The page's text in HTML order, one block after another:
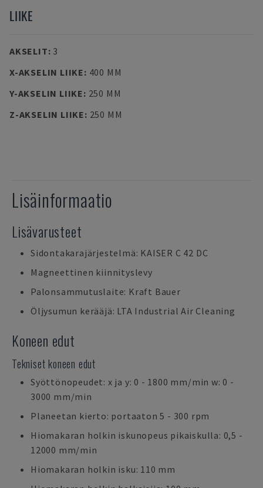
LIIKE
AKSELIT: 3
X-AKSELIN LIIKE: 400 MM
Y-AKSELIN LIIKE: 250 MM
Z-AKSELIN LIIKE: 250 MM
Lisäinformaatio
Lisävarusteet
Sidontakarajärjestelmä: KAISER C 42 DC
Magneettinen kiinnityslevy
Palonsammutuslaite: Kraft Bauer
Öljysumun kerääjä: LTA Industrial Air Cleaning
Koneen edut
Tekniset koneen edut
Syöttönopeudet: x ja y: 0 - 1800 mm/min w: 0 -
3000 mm/min
Planeetan kierto: portaaton 5 - 300 rpm
Hiomakaran holkin iskunopeus pikaiskulla: 0,5 -
12000 mm/min
Hiomakaran holkin isku: 110 mm